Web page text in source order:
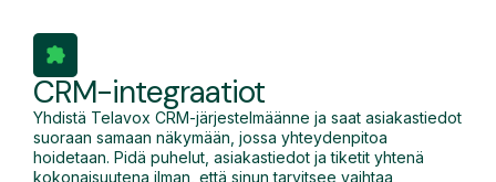
CRM-integraatiot
Yhdistä Telavox CRM-järjestelmäänne ja saat asiakastiedot
suoraan samaan näkymään, jossa yhteydenpitoa
hoidetaan. Pidä puhelut, asiakastiedot ja tiketit yhtenä
kokonaisuutena ilman, että sinun tarvitsee vaihtaa